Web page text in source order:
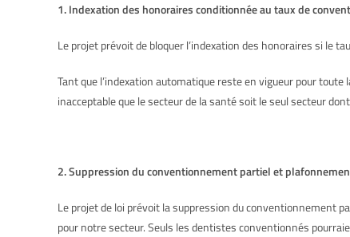
1. Indexation des honoraires conditionnée au taux de
Le projet prévoit de bloquer l’indexation des honoraires si le
Tant que l’indexation automatique reste en vigueur pour
inacceptable que le secteur de la santé soit le seul secteur
2. Suppression du conventionnement partiel et
Le projet de loi prévoit la suppression du conventionnement
pour notre secteur. Seuls les dentistes conventionnés